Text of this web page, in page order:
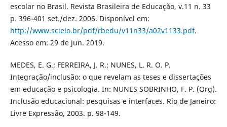
escolar no Brasil. Revista Brasileira de Educação, v.11 n. 33
p. 396-401 set./dez. 2006. Disponível em:
http://www.scielo.br/pdf/rbedu/v11n33/a02v1133.pdf.
Acesso em: 29 de jun. 2019.
MEDES, E. G.; FERREIRA, J. R.; NUNES, L. R. O. P.
Integração/inclusão: o que revelam as teses e dissertações
em educação e psicologia. In: NUNES SOBRINHO, F. P. (Org).
Inclusão educacional: pesquisas e interfaces. Rio de Janeiro:
Livre Expressão, 2003. p. 98-149.